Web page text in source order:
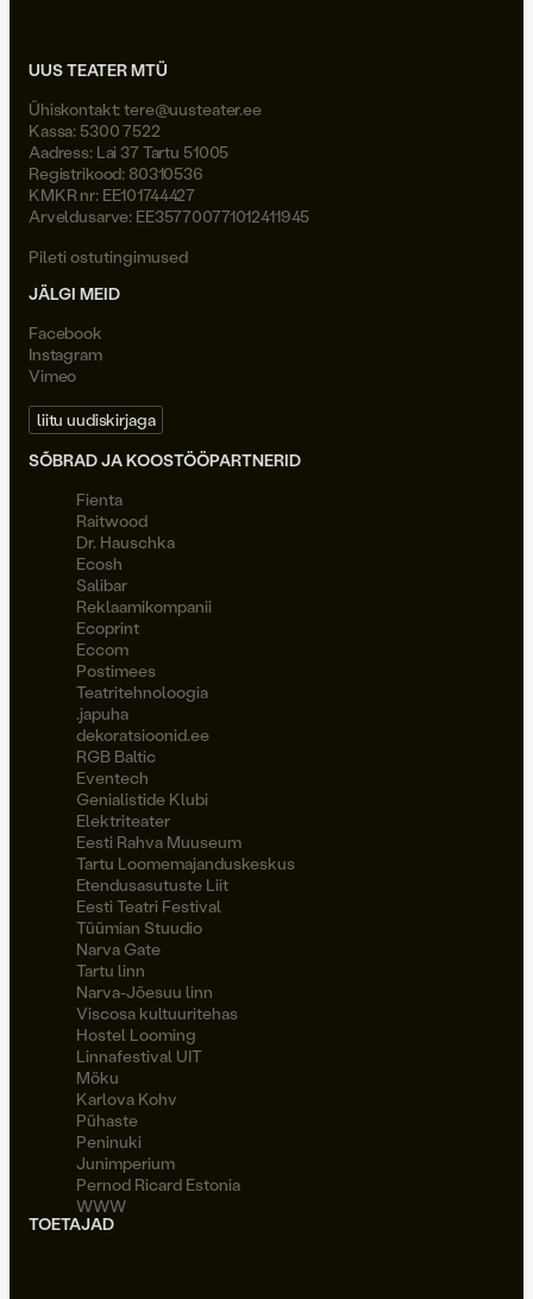
UUS TEATER MTÜ
Ühiskontakt:tere@uusteater.ee
Kassa: 5300 7522
Aadress: Lai 37 Tartu 51005
Registrikood: 80310536
KMKR nr: EE101744427
Arveldusarve: EE357700771012411945
Pileti ostutingimused
JÄLGI MEID
Facebook
Instagram
Vimeo
liitu uudiskirjaga
SÕBRAD JA KOOSTÖÖPARTNERID
Fienta
Raitwood
Dr. Hauschka
Ecosh
Salibar
Reklaamikompanii
Ecoprint
Eccom
Postimees
Teatritehnoloogia
.japuha
dekoratsioonid.ee
RGB Baltic
Eventech
Genialistide Klubi
Elektriteater
Eesti Rahva Muuseum
Tartu Loomemajanduskeskus
Etendusasutuste Liit
Eesti Teatri Festival
Tüümian Stuudio
Narva Gate
Tartu linn
Narva-Jõesuu linn
Viscosa kultuuritehas
Hostel Looming
Linnafestival UIT
Möku
Karlova Kohv
Pühaste
Peninuki
Junimperium
Pernod Ricard Estonia
WWW
TOETAJAD